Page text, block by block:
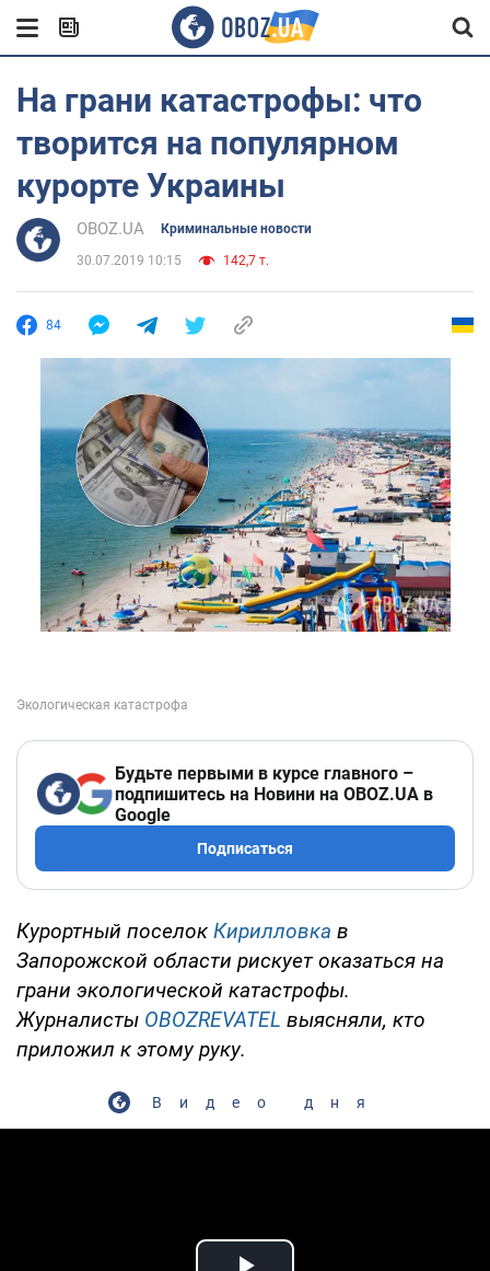
На грани катастрофы: что
творится на популярном
курорте Украины
OBOZ.UA Криминальные новости
30.07.2019 10:15 142,7 т.
84
Будьте первыми в курсе главного –
подпишитесь на Новини на OBOZ.UA в
Google
Подписаться
Курортный поселок Кирилловка в
Запорожской области рискует оказаться на
грани экологической катастрофы.
Журналисты OBOZREVATEL выясняли, кто
приложил к этому руку.
Видео дня